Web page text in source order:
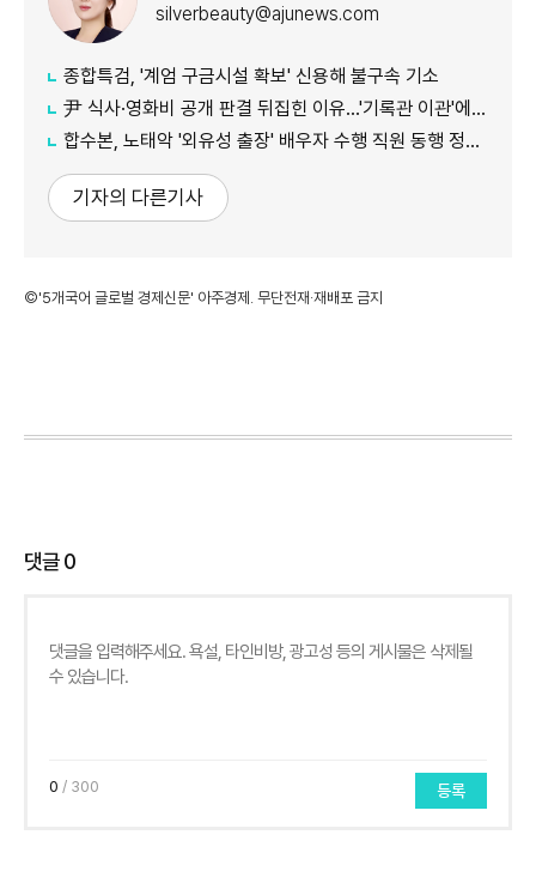
silverbeauty@ajunews.com
종합특검, '계엄 구금시설 확보' 신용해 불구속 기소
尹 식사·영화비 공개 판결 뒤집힌 이유…'기록관 이관'에 소송 실익 쟁점
합수본, 노태악 '외유성 출장' 배우자 수행 직원 동행 정황 포착
기자의 다른기사
©'5개국어 글로벌 경제신문' 아주경제. 무단전재·재배포 금지
댓글0
0 / 300 등록